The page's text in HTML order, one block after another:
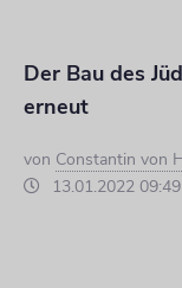
Der Bau des
erneut
von Constantin von
13.01.2022